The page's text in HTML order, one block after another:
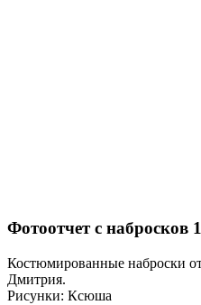
Фотоотчет с набросков
Костюмированные наброски
Дмитрия.
Рисунки: Ксюша